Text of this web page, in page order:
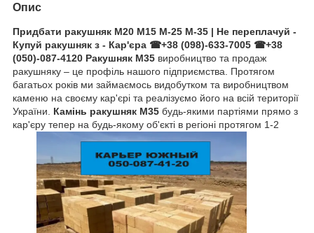
Опис
Придбати ракушняк М20 М15 М-25 М-35 | Не переплачуй -
Купуй ракушняк з - Кар'єра ☎+38 (098)-633-7005 ☎+38
(050)-087-4120 Ракушняк М35 виробництво та продаж
ракушняку – це профіль нашого підприємства. Протягом
багатьох років ми займаємось видобутком та виробництвом
каменю на своєму кар'єрі та реалізуємо його на всій території
України. Камінь ракушняк М35 будь-якими партіями прямо з
кар'єру тепер на будь-якому об'єкті в регіоні протягом 1-2